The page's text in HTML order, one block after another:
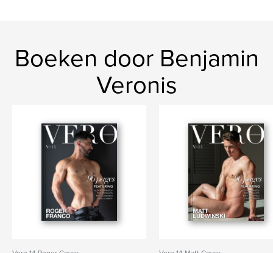
Boeken door Benjamin
Veronis